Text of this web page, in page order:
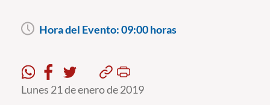
Admisión
Pregrado
Postgrado
Hora del Evento:09:00 horas
Lunes 21 de enero de 2019